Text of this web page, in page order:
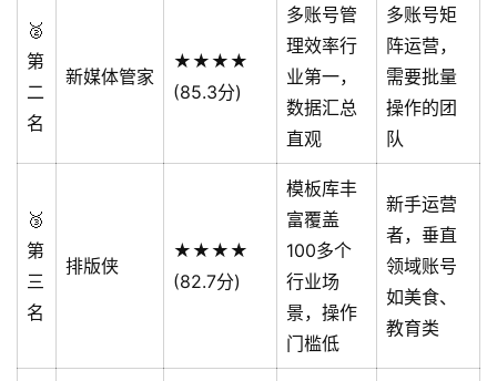
🥈
第
二
名
新媒体管家
★★★★
(85.3分)
多账号管
理效率行
业第一，
数据汇总
直观
多账号矩
阵运营，
需要批量
操作的团
队
🥉
第
三
名
排版侠
★★★★
(82.7分)
模板库丰
富覆盖
100多个
行业场
景，操作
门槛低
新手运营
者，垂直
领域账号
如美食、
教育类